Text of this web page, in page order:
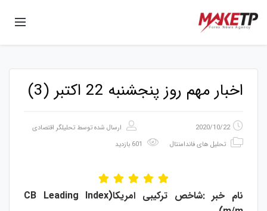
اخبار مهم روز پنجشنبه 22 اکتبر (3)
2020/10/22 ارسال شده توسط تحلیلگر اقتصادی
تحلیل های فاندامنتال
نام خبر :شاخص ترکیبی امریکا(
CB Leading Index